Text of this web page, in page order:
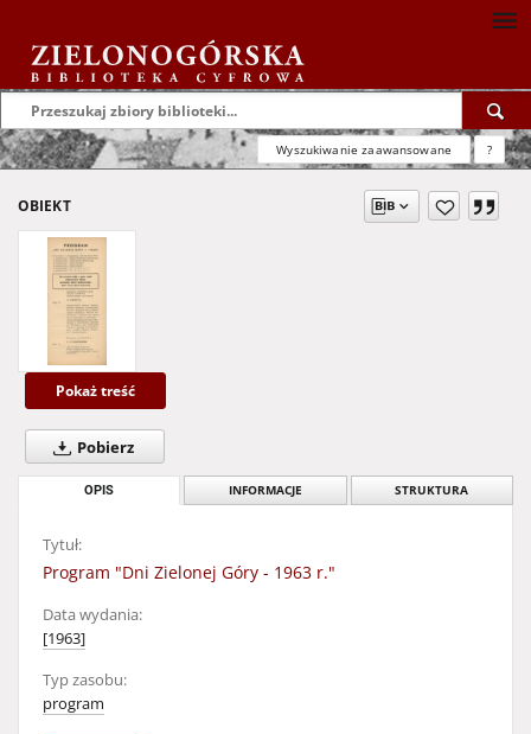
Wyszukiwanie zaawansowane ?
OBIEKT
Pokaż treść
Pobierz
OPIS INFORMACJE STRUKTURA
Tytuł:
Program "Dni Zielonej Góry - 1963 r."
Data wydania:
[1963]
Typ zasobu:
program